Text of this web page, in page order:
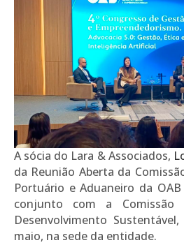
A sócia do Lara & Associados,
da Reunião Aberta da
Portuário e Aduaneiro da
conjunto com a
Desenvolvimento
maio, na sede da entidade.